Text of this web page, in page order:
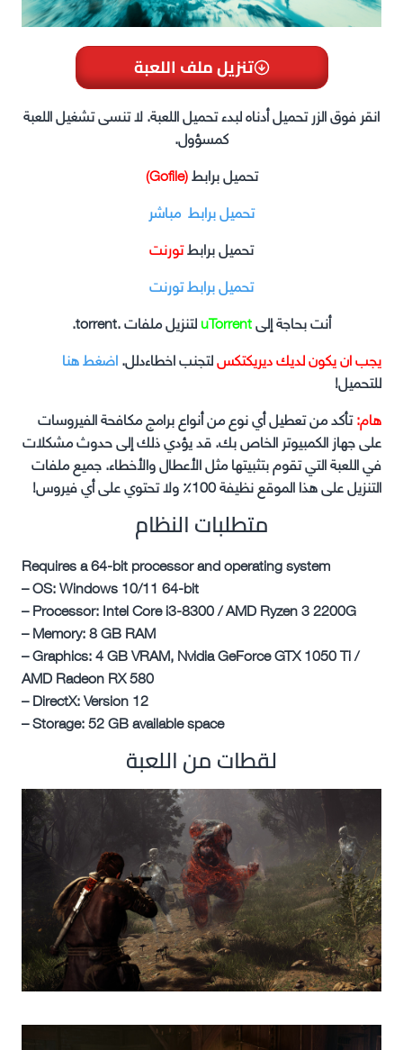
تنزيل ملف اللعبة
انقر فوق الزر تحميل أدناه لبدء تحميل اللعبة. لا تنسى تشغيل اللعبة
كمسؤول.
تحميل برابط(Gofile)
تحميل برابط مباشر
تحميل برابطتورنت
تحميل برابط تورنت
أنت بحاجة إلىuTorrentلتنزيل ملفات .torrent.
يجب ان يكون لديك ديريكتكسلتجنب اخطاءدلل.اضغط هنا
للتحميل!
هام:تأكد من تعطيل أي نوع من أنواع برامج مكافحة الفيروسات
على جهاز الكمبيوتر الخاص بك. قد يؤدي ذلك إلى حدوث مشكلات
في اللعبة التي تقوم بتثبيتها مثل الأعطال والأخطاء. جميع ملفات
التنزيل على هذا الموقع نظيفة 100٪ ولا تحتوي على أي فيروس!
متطلبات النظام
Requires a 64-bit processor and operating system
– OS: Windows 10/11 64-bit
– Processor: Intel Core i3-8300 / AMD Ryzen 3 2200G
– Memory: 8 GB RAM
– Graphics: 4 GB VRAM, Nvidia GeForce GTX 1050 Ti /
AMD Radeon RX 580
– DirectX: Version 12
– Storage: 52 GB available space
لقطات من اللعبة